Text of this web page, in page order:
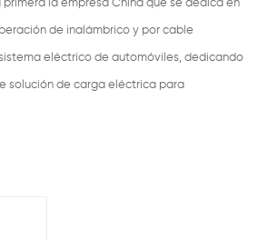
primera la empresa China que se dedica en
de inalámbrico y por cable
eléctrico de automóviles, dedicando
solución de carga eléctrica para